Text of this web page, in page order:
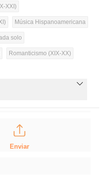
XXI)
Música Hispanoamericana
solo
Romanticismo (XIX-XX)
Enviar